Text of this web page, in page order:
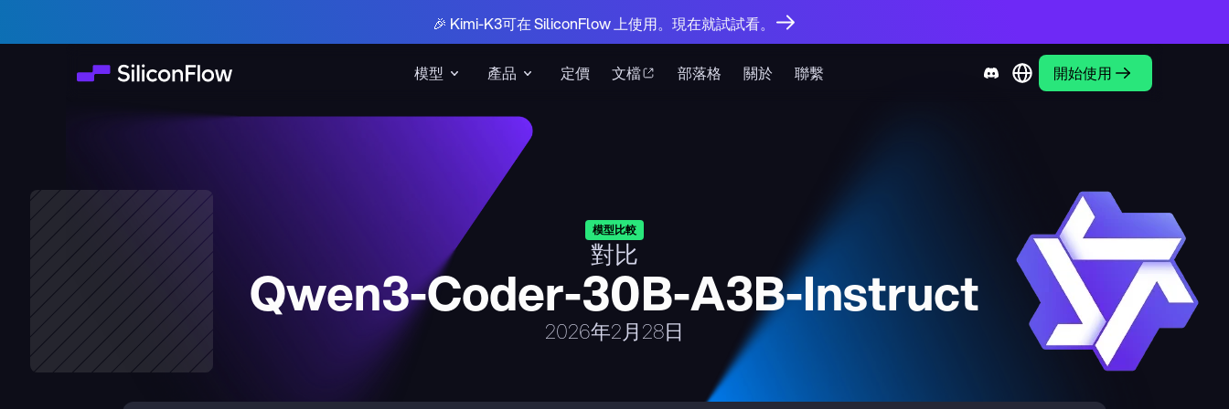
模型 產品 定價 文檔 部落格 關於 聯繫 開始使用
🎉 Kimi-K3可在 SiliconFlow 上使用。現在就試試看。
模型比較
對比
Qwen3-Coder-30B-A3B-Instruct
2026年2月28日